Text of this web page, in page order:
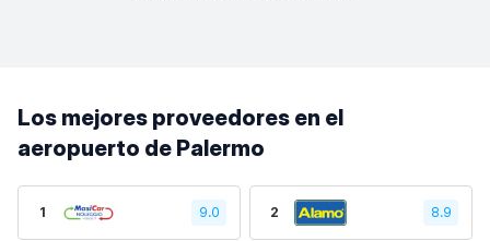
Los mejores proveedores en el
aeropuerto de Palermo
1 9.0 2 8.9